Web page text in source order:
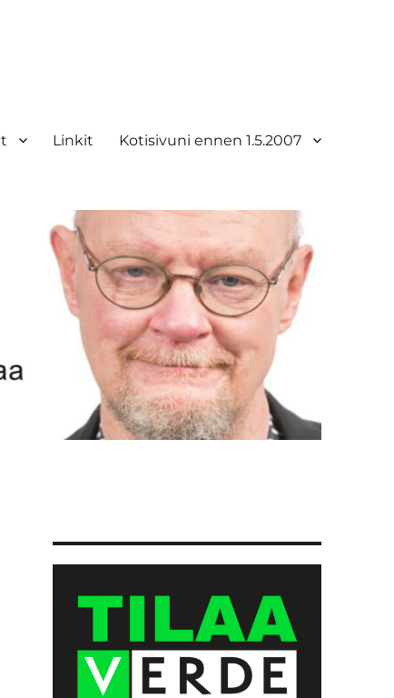
Linkit Kotisivuni ennen 1.5.2007